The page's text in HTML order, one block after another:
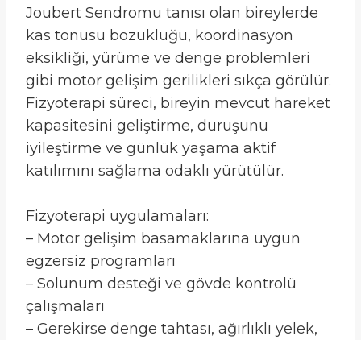
Joubert Sendromu tanısı olan bireylerde
kas tonusu bozukluğu, koordinasyon
eksikliği, yürüme ve denge problemleri
gibi motor gelişim gerilikleri sıkça görülür.
Fizyoterapi süreci, bireyin mevcut hareket
kapasitesini geliştirme, duruşunu
iyileştirme ve günlük yaşama aktif
katılımını sağlama odaklı yürütülür.
Fizyoterapi uygulamaları:
– Motor gelişim basamaklarına uygun
egzersiz programları
– Solunum desteği ve gövde kontrolü
çalışmaları
– Gerekirse denge tahtası, ağırlıklı yelek,